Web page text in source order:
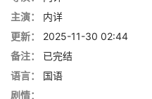
主演：
内详
更新：
2025-11-30 02:44
备注：
已完结
语言：
国语
剧情：